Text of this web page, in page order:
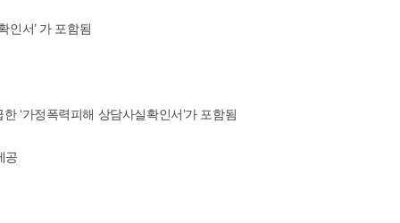
인서’ 가 포함됨
‘가정폭력피해 상담사실확인서’가 포함됨
공